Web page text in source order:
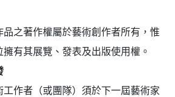
品之著作權屬於藝術創作者所有，惟
有其展覽、發表及出版使用權。
工作者（或團隊）須於下一屆藝術家